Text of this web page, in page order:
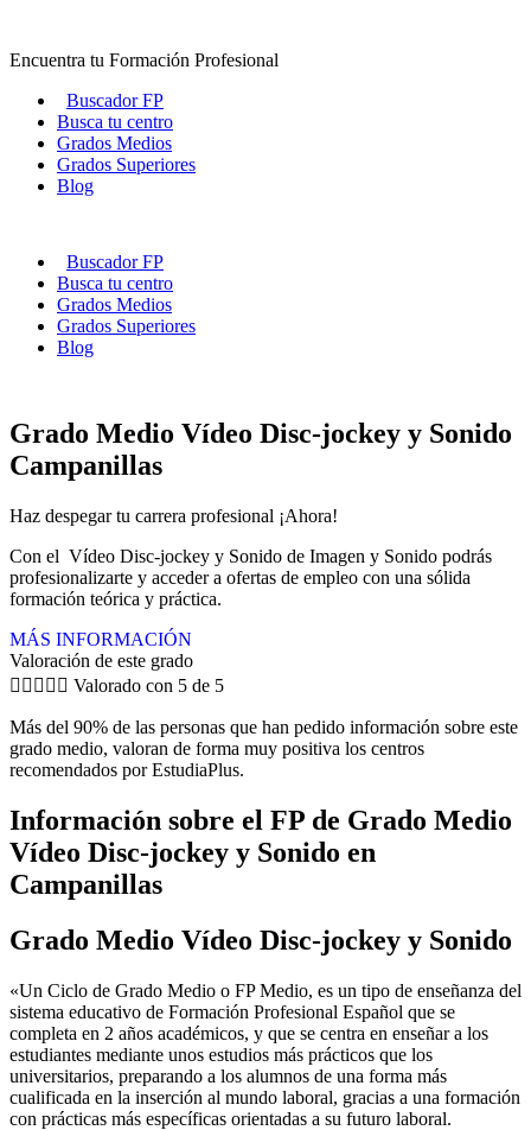
contenido
Encuentra tu Formación Profesional
Buscador FP
Busca tu centro
Grados Medios
Grados Superiores
Blog
Buscador FP
Busca tu centro
Grados Medios
Grados Superiores
Blog
Grado Medio Vídeo Disc-jockey y Sonido
Campanillas
Haz despegar tu carrera profesional ¡Ahora!
Con el Vídeo Disc-jockey y Sonido de Imagen y Sonido podrás
profesionalizarte y acceder a ofertas de empleo con una sólida
formación teórica y práctica.
MÁS INFORMACIÓN
Valoración de este grado
     Valorado con 5 de 5
Más del 90% de las personas que han pedido información sobre este
grado medio, valoran de forma muy positiva los centros
recomendados por EstudiaPlus.
Información sobre el FP de Grado Medio
Vídeo Disc-jockey y Sonido en
Campanillas
Grado Medio Vídeo Disc-jockey y Sonido
«Un Ciclo de Grado Medio o FP Medio, es un tipo de enseñanza del
sistema educativo de Formación Profesional Español que se
completa en 2 años académicos, y que se centra en enseñar a los
estudiantes mediante unos estudios más prácticos que los
universitarios, preparando a los alumnos de una forma más
cualificada en la inserción al mundo laboral, gracias a una formación
con prácticas más específicas orientadas a su futuro laboral.